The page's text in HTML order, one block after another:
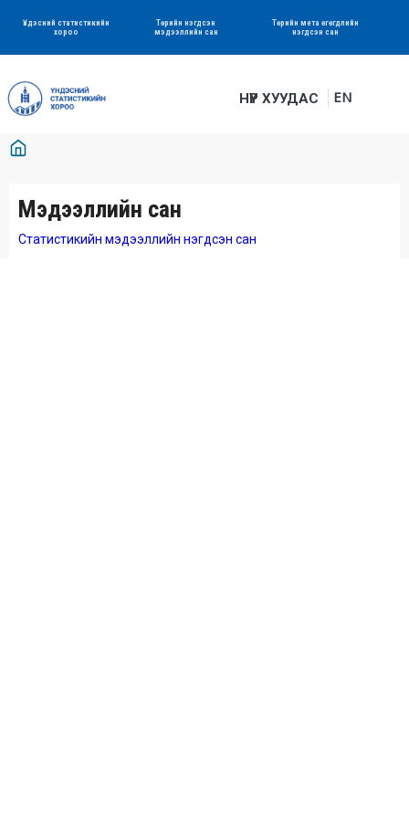
Үндэсний статистикийн
хороо
Төрийн нэгдсэн
мэдээллийн сан
Төрийн мета өгөгдлийн
нэгдсэн сан
НҮҮР ХУУДАС EN
Мэдээллийн сан
Статистикийн мэдээллийн нэгдсэн сан